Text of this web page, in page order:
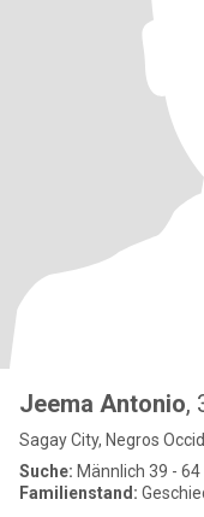
Jeema Antonio,
Sagay City, Negros
Suche: Männlich 39 - 64
Familienstand: